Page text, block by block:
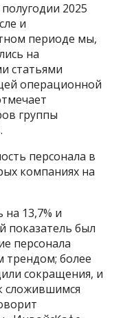
2025
и
периоде мы,
на
статьями
операционной
группы
персонала в
компаниях на
на 13,7% и
показатель был
персонала
трендом; более
сокращения, и
сложившимся